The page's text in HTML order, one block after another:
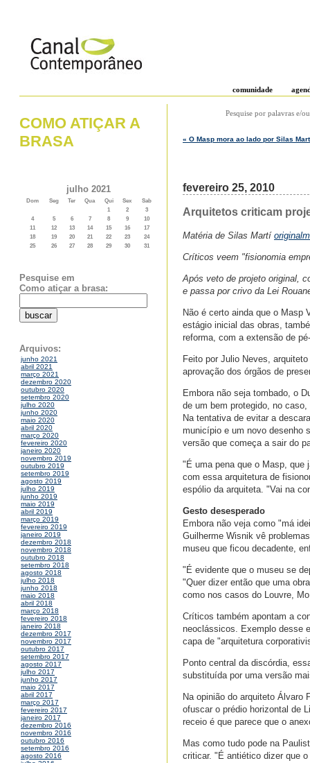
comunidade
COMO ATIÇAR A
BRASA
julho 2021
Dom Seg Ter Qua Qui Sex
Sab
1
2
3
4
5 6 7 8 9
10
11
12 13 14 15 16
17
18
19 20 21 22 23
24
25
26 27 28 29 30 31
Pesquise em
Como atiçar a brasa:
Arquivos:
junho 2021
abril 2021
março 2021
dezembro 2020
outubro 2020
setembro 2020
julho 2020
junho 2020
maio 2020
abril 2020
março 2020
fevereiro 2020
janeiro 2020
novembro 2019
outubro 2019
setembro 2019
agosto 2019
julho 2019
junho 2019
maio 2019
abril 2019
março 2019
fevereiro 2019
janeiro 2019
dezembro 2018
novembro 2018
outubro 2018
setembro 2018
agosto 2018
julho 2018
junho 2018
maio 2018
abril 2018
março 2018
fevereiro 2018
janeiro 2018
dezembro 2017
novembro 2017
outubro 2017
setembro 2017
agosto 2017
julho 2017
junho 2017
maio 2017
abril 2017
março 2017
fevereiro 2017
janeiro 2017
dezembro 2016
novembro 2016
outubro 2016
setembro 2016
agosto 2016
Pesquise por palavras e/
« O Masp mora ao lado por Silas
fevereiro 25, 2010
Arquitetos criticam
Matéria de Silas Martí
Críticos veem "fisionomia
Após veto de projeto original,
e passa por crivo da Lei
Não é certo ainda que o Masp
estágio inicial das obras,
reforma, com a extensão de
Feito por Julio Neves,
aprovação dos órgãos de
Embora não seja tombado, o
de um bem protegido, no
Na tentativa de evitar a
município e um novo desenho
versão que começa a sair do
"É uma pena que o Masp, que
com essa arquitetura de
espólio da arquiteta. "Vai na
Gesto desesperado
Embora não veja como "má
Guilherme Wisnik vê
museu que ficou decadente,
"É evidente que o museu se
"Quer dizer então que uma
como nos casos do Louvre,
Críticos também apontam a
neoclássicos. Exemplo desse
capa de "arquitetura
Ponto central da discórdia,
substituída por uma versão
Na opinião do arquiteto Álvaro
ofuscar o prédio horizontal de
receio é que parece que o
Mas como tudo pode na
criticar. "É antiético dizer que